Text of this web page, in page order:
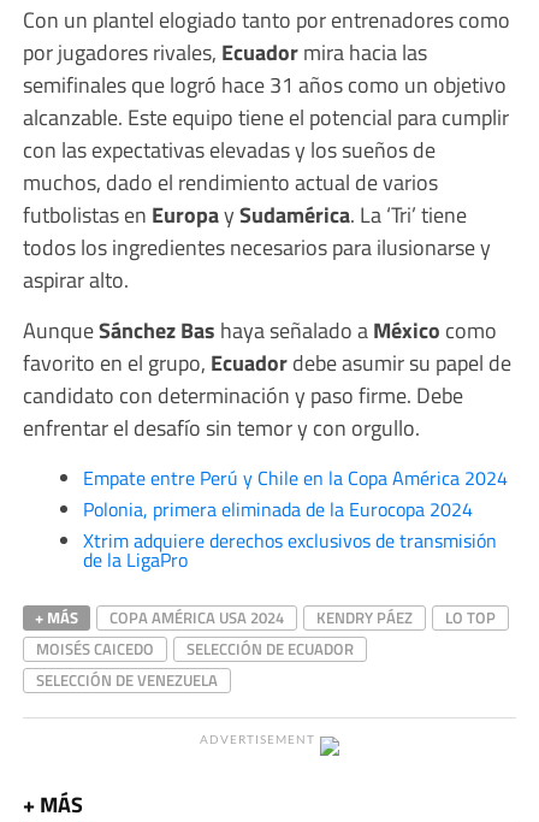
Con un plantel elogiado tanto por entrenadores como
por jugadores rivales, Ecuadormira hacia las
semifinales que logró hace 31 años como un objetivo
alcanzable. Este equipo tiene el potencial para cumplir
con las expectativas elevadas y los sueños de
muchos, dado el rendimiento actual de varios
futbolistas en EuropaySudamérica. La ‘Tri’ tiene
todos los ingredientes necesarios para ilusionarse y
aspirar alto.
AunqueSánchez Bas haya señalado aMéxico como
favorito en el grupo, Ecuadordebe asumir su papel de
candidato con determinación y paso firme. Debe
enfrentar el desafío sin temor y con orgullo.
Empate entre Perú y Chile en la Copa América 2024
Polonia, primera eliminada de la Eurocopa 2024
Xtrim adquiere derechos exclusivos de transmisión
de la LigaPro
+ MÁS COPA AMÉRICA USA 2024 KENDRY PÁEZ
LO TOP
MOISÉS CAICEDO
SELECCIÓN DE ECUADOR
SELECCIÓN DE VENEZUELA
ADVERTISEMENT
+ MÁS